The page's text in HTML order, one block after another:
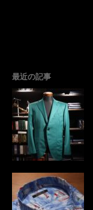
最近の記事